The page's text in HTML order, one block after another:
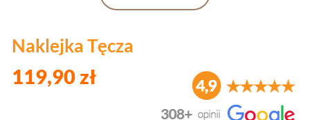
Naklejka Tęcza
119,90 zł